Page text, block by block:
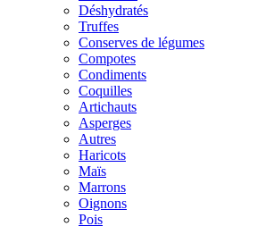
Déshydratés
Truffes
Conserves de légumes
Compotes
Condiments
Coquilles
Artichauts
Asperges
Autres
Haricots
Maïs
Marrons
Oignons
Pois